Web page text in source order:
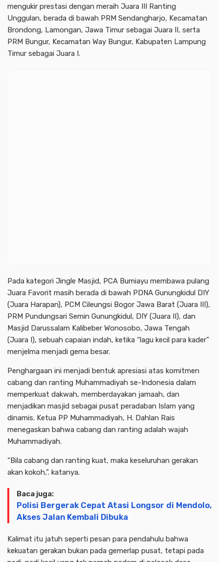
mengukir prestasi dengan meraih Juara III Ranting
Unggulan, berada di bawah PRM Sendangharjo, Kecamatan
Brondong, Lamongan, Jawa Timur sebagai Juara II, serta
PRM Bungur, Kecamatan Way Bungur, Kabupaten Lampung
Timur sebagai Juara I.
Pada kategori Jingle Masjid, PCA Bumiayu membawa pulang
Juara Favorit masih berada di bawah PDNA Gunungkidul DIY
(Juara Harapan), PCM Cileungsi Bogor Jawa Barat (Juara III),
PRM Pundungsari Semin Gunungkidul, DIY (Juara II), dan
Masjid Darussalam Kalibeber Wonosobo, Jawa Tengah
(Juara I), sebuah capaian indah, ketika “lagu kecil para kader”
menjelma menjadi gema besar.
Penghargaan ini menjadi bentuk apresiasi atas komitmen
cabang dan ranting Muhammadiyah se-Indonesia dalam
memperkuat dakwah, memberdayakan jamaah, dan
menjadikan masjid sebagai pusat peradaban Islam yang
dinamis. Ketua PP Muhammadiyah, H. Dahlan Rais
menegaskan bahwa cabang dan ranting adalah wajah
Muhammadiyah.
“Bila cabang dan ranting kuat, maka keseluruhan gerakan
akan kokoh,”. katanya.
Baca juga:
Polisi Bergerak Cepat Atasi Longsor di Mendolo,
Akses Jalan Kembali Dibuka
Kalimat itu jatuh seperti pesan para pendahulu bahwa
kekuatan gerakan bukan pada gemerlap pusat, tetapi pada